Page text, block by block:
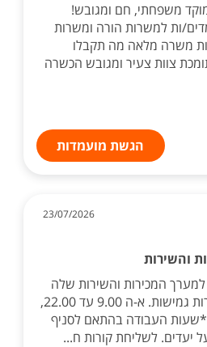
משפחתי, חם ומגובש!
ות למשרות הורה ומשרות
משרה מלאה מה תקבלו
צוות צעיר ומגובש הכשרה
הגשת מועמדות
23/07/2026
והשירות
למערך המכירות והשירות שלה
בסניפים השונים. משמרות גמישות. א-ה 9.00 עד 22.00,
14.00/15.00. **שעות העבודה בהתאם לסניף
יעדים. לשליחת קורות ח...